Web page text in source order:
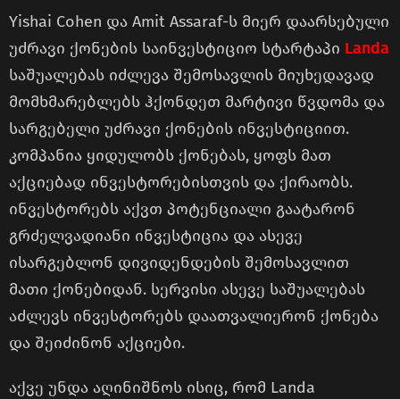
Yishai Cohen და Amit Assaraf-ს მიერ დაარსებული
უძრავი ქონების საინვესტიციო სტარტაპი Landa
საშუალებას იძლევა შემოსავლის მიუხედავად
მომხმარებლებს ჰქონდეთ მარტივი წვდომა და
სარგებელი უძრავი ქონების ინვესტიციით.
კომპანია ყიდულობს ქონებას, ყოფს მათ
აქციებად ინვესტორებისთვის და ქირაობს.
ინვესტორებს აქვთ პოტენციალი გაატარონ
გრძელვადიანი ინვესტიცია და ასევე
ისარგებლონ დივიდენდების შემოსავლით
მათი ქონებიდან. სერვისი ასევე საშუალებას
აძლევს ინვესტორებს დაათვალიერონ ქონება
და შეიძინონ აქციები.
აქვე უნდა აღინიშნოს ისიც, რომ Landa